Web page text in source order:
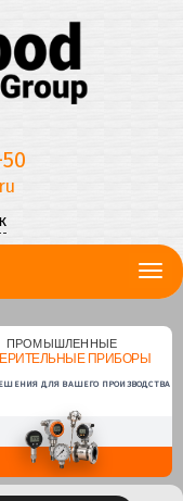
ПРОМЫШЛЕННЫЕ
ПРИБОРЫ
ДЛЯ ВАШЕГО ПРОИЗВОДСТВА